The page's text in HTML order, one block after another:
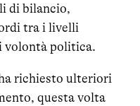
di bilancio,
tra i livelli
volontà politica.
richiesto ulteriori
questa volta